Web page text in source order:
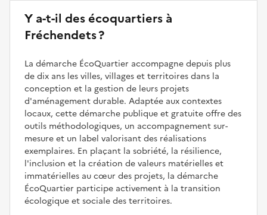
Y a-t-il des écoquartiers à
Fréchendets ?
La démarche ÉcoQuartier accompagne depuis plus
de dix ans les villes, villages et territoires dans la
conception et la gestion de leurs projets
d'aménagement durable. Adaptée aux contextes
locaux, cette démarche publique et gratuite offre des
outils méthodologiques, un accompagnement sur-
mesure et un label valorisant des réalisations
exemplaires. En plaçant la sobriété, la résilience,
l'inclusion et la création de valeurs matérielles et
immatérielles au cœur des projets, la démarche
ÉcoQuartier participe activement à la transition
écologique et sociale des territoires.